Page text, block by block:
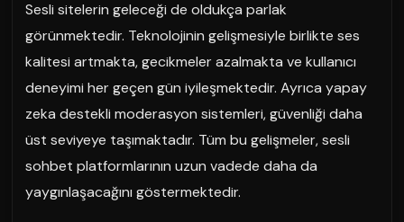
Sesli sitelerin geleceği de oldukça parlak
görünmektedir. Teknolojinin gelişmesiyle birlikte ses
kalitesi artmakta, gecikmeler azalmakta ve kullanıcı
deneyimi her geçen gün iyileşmektedir. Ayrıca yapay
zeka destekli moderasyon sistemleri, güvenliği daha
üst seviyeye taşımaktadır. Tüm bu gelişmeler, sesli
sohbet platformlarının uzun vadede daha da
yaygınlaşacağını göstermektedir.